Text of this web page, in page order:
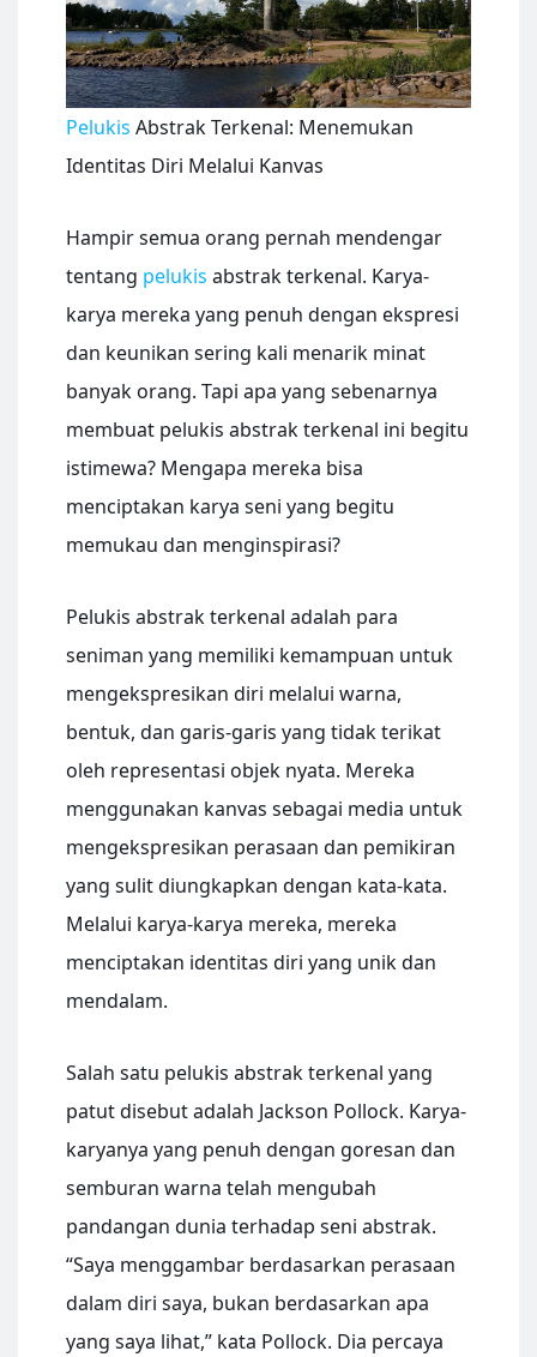
Pelukis Abstrak Terkenal: Menemukan
Identitas Diri Melalui Kanvas
Hampir semua orang pernah mendengar
tentang pelukis abstrak terkenal. Karya-
karya mereka yang penuh dengan ekspresi
dan keunikan sering kali menarik minat
banyak orang. Tapi apa yang sebenarnya
membuat pelukis abstrak terkenal ini begitu
istimewa? Mengapa mereka bisa
menciptakan karya seni yang begitu
memukau dan menginspirasi?
Pelukis abstrak terkenal adalah para
seniman yang memiliki kemampuan untuk
mengekspresikan diri melalui warna,
bentuk, dan garis-garis yang tidak terikat
oleh representasi objek nyata. Mereka
menggunakan kanvas sebagai media untuk
mengekspresikan perasaan dan pemikiran
yang sulit diungkapkan dengan kata-kata.
Melalui karya-karya mereka, mereka
menciptakan identitas diri yang unik dan
mendalam.
Salah satu pelukis abstrak terkenal yang
patut disebut adalah Jackson Pollock. Karya-
karyanya yang penuh dengan goresan dan
semburan warna telah mengubah
pandangan dunia terhadap seni abstrak.
“Saya menggambar berdasarkan perasaan
dalam diri saya, bukan berdasarkan apa
yang saya lihat,” kata Pollock. Dia percaya